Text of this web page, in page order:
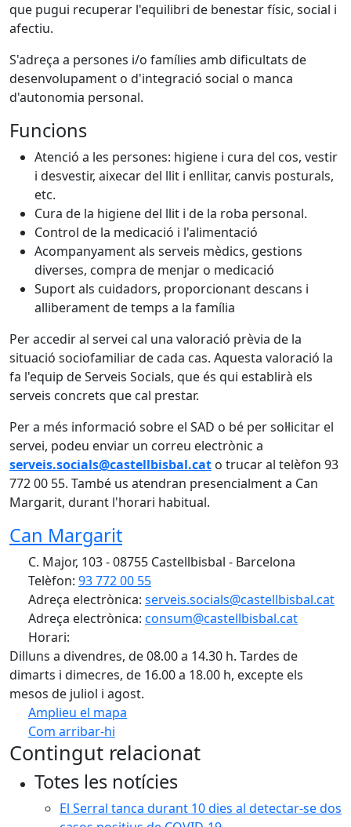
que pugui recuperar l'equilibri de benestar físic, social i
afectiu.
S'adreça a persones i/o famílies amb dificultats de
desenvolupament o d'integració social o manca
d'autonomia personal.
Funcions
Atenció a les persones: higiene i cura del cos, vestir
i desvestir, aixecar del llit i enllitar, canvis posturals,
etc.
Cura de la higiene del llit i de la roba personal.
Control de la medicació i l'alimentació
Acompanyament als serveis mèdics, gestions
diverses, compra de menjar o medicació
Suport als cuidadors, proporcionant descans i
alliberament de temps a la família
Per accedir al servei cal una valoració prèvia de la
situació sociofamiliar de cada cas. Aquesta valoració la
fa l'equip de Serveis Socials, que és qui establirà els
serveis concrets que cal prestar.
Per a més informació sobre el SAD o bé per sol·licitar el
servei, podeu enviar un correu electrònic a
serveis.socials@castellbisbal.cat o trucar al telèfon 93
772 00 55. També us atendran presencialment a Can
Margarit, durant l'horari habitual.
Can Margarit
C. Major, 103 - 08755 Castellbisbal - Barcelona
Telèfon: 93 772 00 55
Adreça electrònica: serveis.socials@castellbisbal.cat
Adreça electrònica: consum@castellbisbal.cat
Horari:
Dilluns a divendres, de 08.00 a 14.30 h. Tardes de
dimarts i dimecres, de 16.00 a 18.00 h, excepte els
mesos de juliol i agost.
Amplieu el mapa
Com arribar-hi
+
Contingut relacionat
Totes les notícies
El Serral tanca durant 10 dies al detectar-se dos